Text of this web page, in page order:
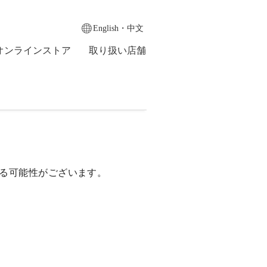
English・中文
ンラインストア 取り扱い店舗
可能性がございます。